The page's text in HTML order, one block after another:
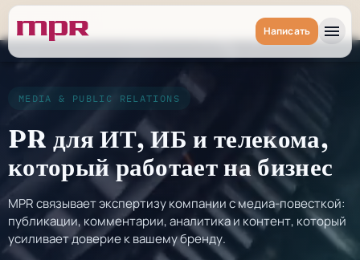
Написать menu
MEDIA & PUBLIC RELATIONS
PR для ИТ, ИБ и телекома,
который работает на бизнес
MPR связывает экспертизу компании с медиа-повесткой:
публикации, комментарии, аналитика и контент, который
усиливает доверие к вашему бренду.